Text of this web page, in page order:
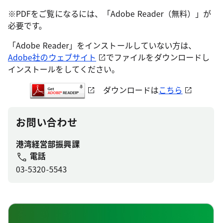
※PDFをご覧になるには、「Adobe Reader（無料）」が
必要です。
「Adobe Reader」をインストールしていない方は、
Adobe社のウェブサイト
でファイルをダウンロードし
インストールをしてください。
ダウンロードはこちら
お問い合わせ
港湾経営部振興課
電話
03-5320-5543